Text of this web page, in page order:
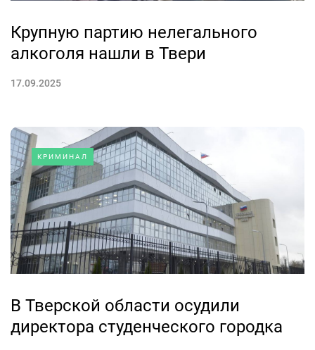
Крупную партию нелегального
алкоголя нашли в Твери
17.09.2025
КРИМИНАЛ
В Тверской области осудили
директора студенческого городка